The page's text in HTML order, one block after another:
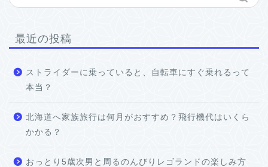
最近の投稿
ストライダーに乗っていると、自転車にすぐ乗れるって
本当？
北海道へ家族旅行は何月がおすすめ？飛行機代はいくら
かかる？
おっとり5歳次男と周るのんびりレゴランドの楽しみ方